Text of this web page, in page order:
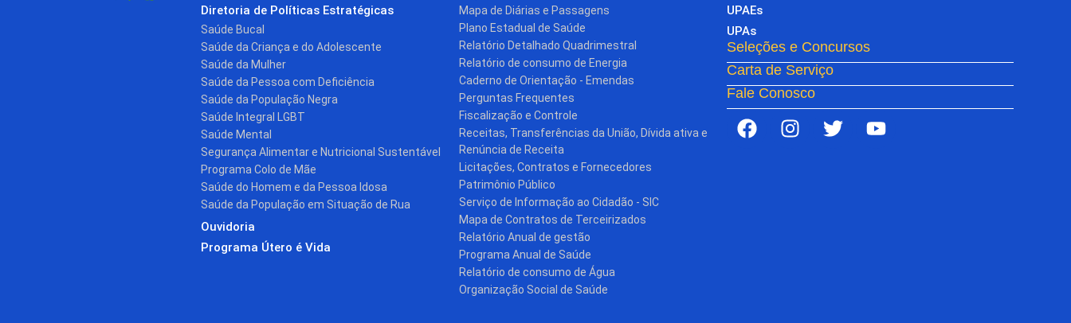
Diretoria de Políticas Estratégicas
Saúde Bucal
Saúde da Criança e do Adolescente
Saúde da Mulher
Saúde da Pessoa com Deficiência
Saúde da População Negra
Saúde Integral LGBT
Saúde Mental
Segurança Alimentar e Nutricional Sustentável
Programa Colo de Mãe
Saúde do Homem e da Pessoa Idosa
Saúde da População em Situação de Rua
Ouvidoria
Programa Útero é Vida
Mapa de Diárias e Passagens
Plano Estadual de Saúde
Relatório Detalhado Quadrimestral
Relatório de consumo de Energia
Caderno de Orientação - Emendas
Perguntas Frequentes
Fiscalização e Controle
Receitas, Transferências da União, Dívida ativa e
Renúncia de Receita
Licitações, Contratos e Fornecedores
Patrimônio Público
Serviço de Informação ao Cidadão - SIC
Mapa de Contratos de Terceirizados
Relatório Anual de gestão
Programa Anual de Saúde
Relatório de consumo de Água
Organização Social de Saúde
UPAEs
UPAs
Seleções e Concursos
Carta de Serviço
Fale Conosco